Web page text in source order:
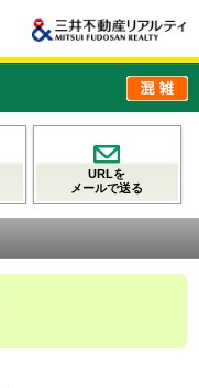
URLを
メールで送る